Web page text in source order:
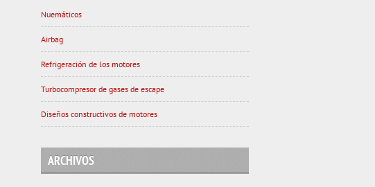
Nuemáticos
Airbag
Refrigeración de los motores
Turbocompresor de gases de escape
Diseños constructivos de motores
ARCHIVOS